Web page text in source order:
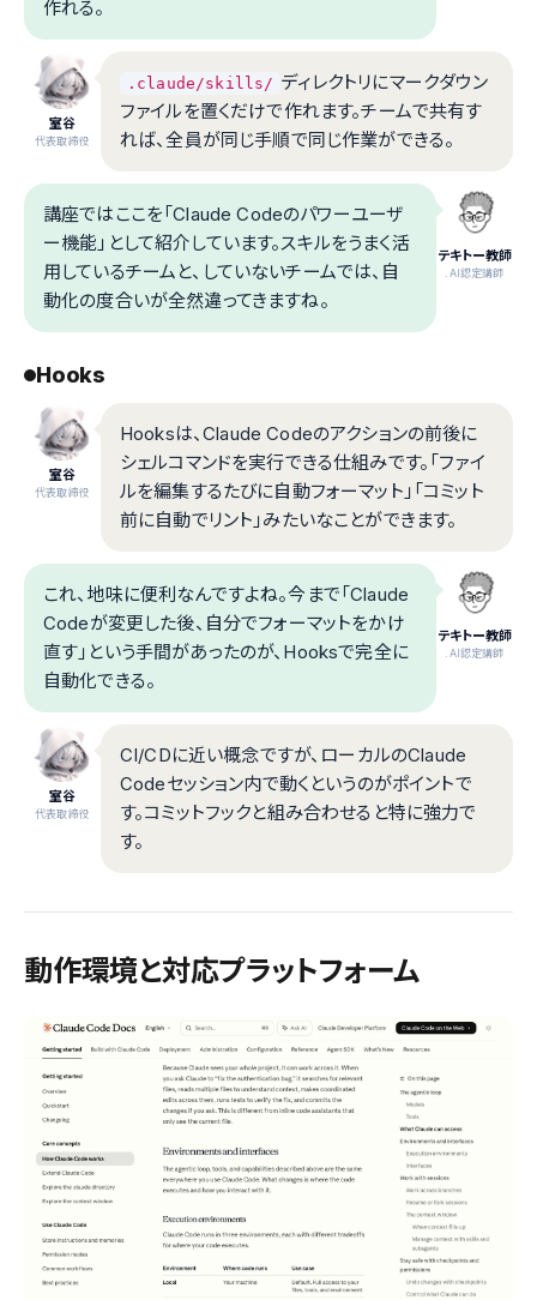
作れる。
室谷
代表取締役
.claude/skills/ ディレクトリにマークダウン
ファイルを置くだけで作れます。チームで共有す
れば、全員が同じ手順で同じ作業ができる。
テキトー教師
.AI認定講師
講座ではここを「Claude Codeのパワーユーザ
ー機能」として紹介しています。スキルをうまく活
用しているチームと、していないチームでは、自
動化の度合いが全然違ってきますね。
Hooks
室谷
代表取締役
Hooksは、Claude Codeのアクションの前後に
シェルコマンドを実行できる仕組みです。「ファイ
ルを編集するたびに自動フォーマット」「コミット
前に自動でリント」みたいなことができます。
テキトー教師
.AI認定講師
これ、地味に便利なんですよね。今まで「Claude
Codeが変更した後、自分でフォーマットをかけ
直す」という手間があったのが、Hooksで完全に
自動化できる。
室谷
代表取締役
CI/CDに近い概念ですが、ローカルのClaude
Codeセッション内で動くというのがポイントで
す。コミットフックと組み合わせると特に強力で
す。
動作環境と対応プラットフォーム